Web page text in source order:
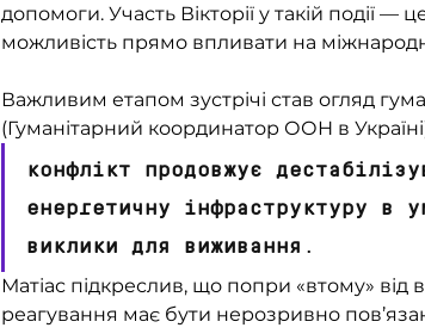
допомоги. Участь Вікторії у такій події —
можливість прямо впливати на
Важливим етапом зустрічі став огляд
(Гуманітарний координатор ООН в
конфлікт продовжує
енергетичну інфраструктуру в
виклики для виживання.
Матіас підкреслив, що попри «втому» від
реагування має бути нерозривно